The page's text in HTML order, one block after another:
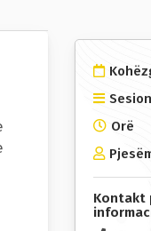
Orë
Kontakt